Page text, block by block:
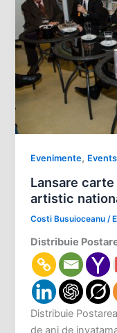
Evenimente, Events
Lansare
artistic
Costi Busuioceanu/
Distribuie
Distribuie
de ani de